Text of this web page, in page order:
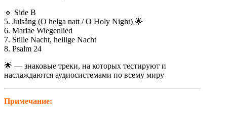
🔹 Side B
5. Julsång (O helga natt / O Holy Night) 🌟
6. Mariae Wiegenlied
7. Stille Nacht, heilige Nacht
8. Psalm 24
🌟 — знаковые треки, на которых тестируют и
наслаждаются аудиосистемами по всему миру
Примечание: